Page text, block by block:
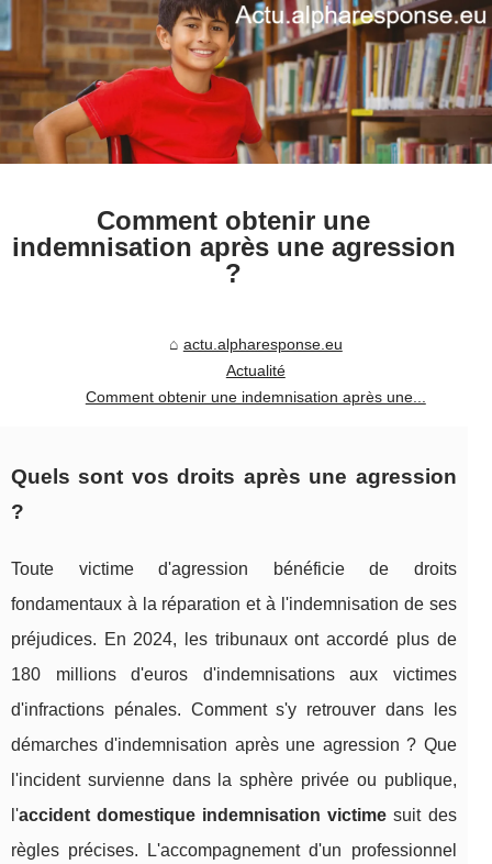
Comment obtenir une
indemnisation après une agression
?
actu.alpharesponse.eu
Actualité
Comment obtenir une indemnisation après une...
Quels sont vos droits après une agression
?
Toute victime d'agression bénéficie de droits
fondamentaux à la réparation et à l'indemnisation de ses
préjudices. En 2024, les tribunaux ont accordé plus de
180 millions d'euros d'indemnisations aux victimes
d'infractions pénales. Comment s'y retrouver dans les
démarches d'indemnisation après une agression ? Que
l'incident survienne dans la sphère privée ou publique,
l'accident domestique indemnisation victime suit des
règles précises. L'accompagnement d'un professionnel